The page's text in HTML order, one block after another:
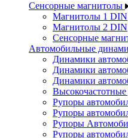
Сенсорные магнитолы
Магнитолы 1 DIN
Магнитолы 2 DIN
Сенсорные
Автомобильные
Динамики
Динамики
Динамики
Рупоры
Рупоры
Рупоры
Рупоры